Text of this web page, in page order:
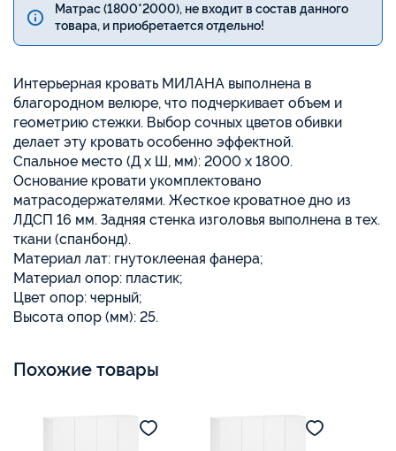
Матрас (1800*2000), не входит в состав данного
товара, и приобретается отдельно!
Интерьерная кровать МИЛАНА выполнена в
благородном велюре, что подчеркивает объем и
геометрию стежки. Выбор сочных цветов обивки
делает эту кровать особенно эффектной.
Спальное место (Д x Ш, мм): 2000 x 1800.
Основание кровати укомплектовано
матрасодержателями. Жесткое кроватное дно из
ЛДСП 16 мм. Задняя стенка изголовья выполнена в тех.
ткани (спанбонд).
Материал лат: гнутоклееная фанера;
Материал опор: пластик;
Цвет опор: черный;
Высота опор (мм): 25.
Похожие товары